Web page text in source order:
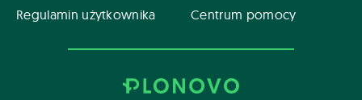
Regulamin użytkownika Centrum pomocy